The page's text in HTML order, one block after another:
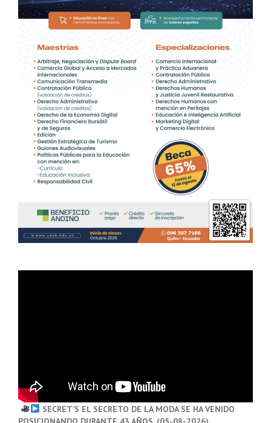
SECRET’S EL SECRETO DE LA MODA SE HA VENIDO